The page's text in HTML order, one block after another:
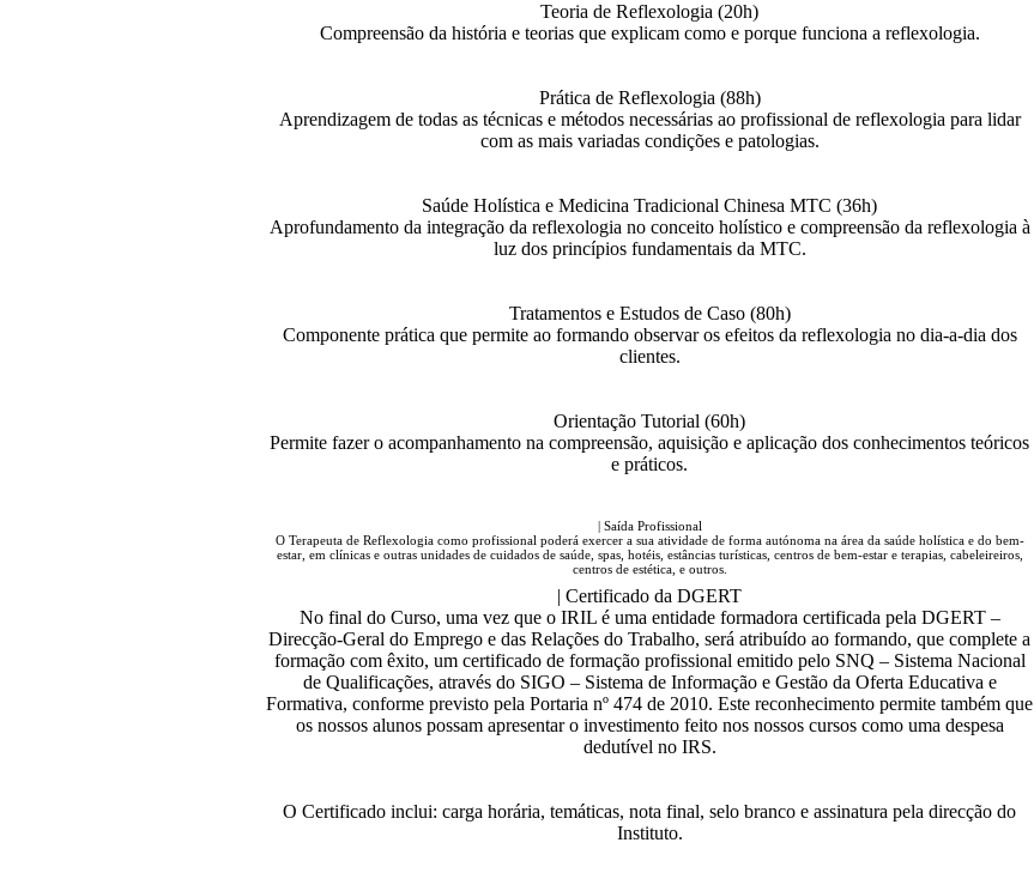
Teoria de Reflexologia (20h)
Compreensão da história e teorias que explicam como e porque funciona a reflexologia.
Prática de Reflexologia (88h)
Aprendizagem de todas as técnicas e métodos necessárias ao profissional de reflexologia para lidar
com as mais variadas condições e patologias.
Saúde Holística e Medicina Tradicional Chinesa MTC (36h)
Aprofundamento da integração da reflexologia no conceito holístico e compreensão da reflexologia à
luz dos princípios fundamentais da MTC.
Tratamentos e Estudos de Caso (80h)
Componente prática que permite ao formando observar os efeitos da reflexologia no dia-a-dia dos
clientes.
Orientação Tutorial (60h)
Permite fazer o acompanhamento na compreensão, aquisição e aplicação dos conhecimentos teóricos
e práticos.
| Saída Profissional
O Terapeuta de Reflexologia como profissional poderá exercer a sua atividade de forma autónoma na área da saúde holística e do bem-
estar, em clínicas e outras unidades de cuidados de saúde, spas, hotéis, estâncias turísticas, centros de bem-estar e terapias, cabeleireiros,
centros de estética, e outros.
| Certificado da DGERT
No final do Curso, uma vez que o IRIL é uma entidade formadora certificada pela DGERT –
Direcção-Geral do Emprego e das Relações do Trabalho, será atribuído ao formando, que complete a
formação com êxito, um certificado de formação profissional emitido pelo SNQ – Sistema Nacional
de Qualificações, através do SIGO – Sistema de Informação e Gestão da Oferta Educativa e
Formativa, conforme previsto pela Portaria nº 474 de 2010. Este reconhecimento permite também que
os nossos alunos possam apresentar o investimento feito nos nossos cursos como uma despesa
dedutível no IRS.
O Certificado inclui: carga horária, temáticas, nota final, selo branco e assinatura pela direcção do
Instituto.